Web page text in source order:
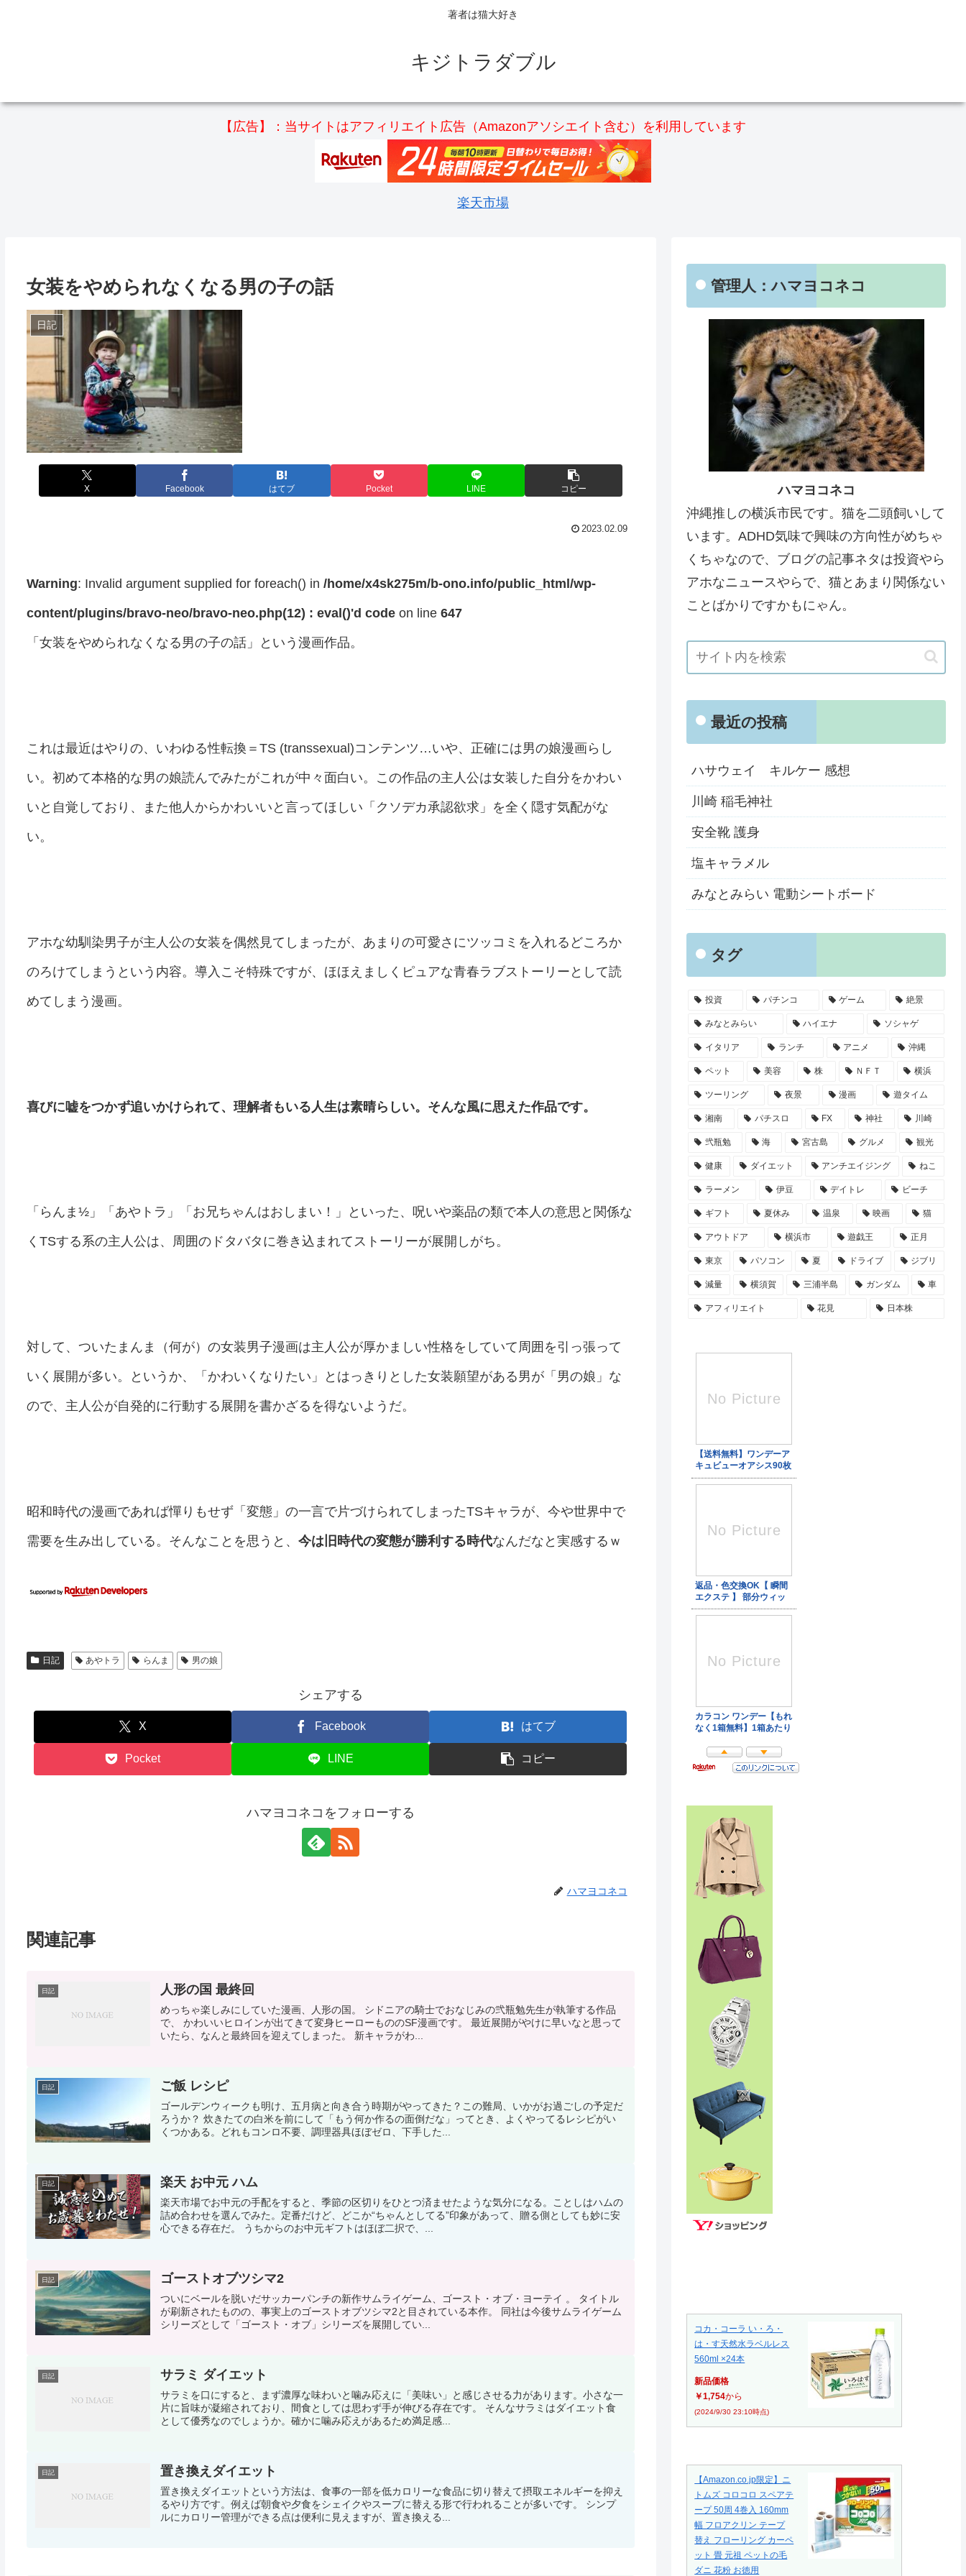
著者は猫大好き
キジトラダブル
【広告】：当サイトはアフィリエイト広告（Amazonアソシエイト含む）を利用しています
楽天市場
女装をやめられなくなる男の子の話
日記
X Facebook はてブ Pocket LINE コピー
2023.02.09
Warning: Invalid argument supplied for foreach() in /home/x4sk275m/b-ono.info/public_html/wp-
content/plugins/bravo-neo/bravo-neo.php(12) : eval()'d codeon line 647
「女装をやめられなくなる男の子の話」という漫画作品。
これは最近はやりの、いわゆる性転換＝TS (transsexual)コンテンツ…いや、正確には男の娘漫画らし
い。初めて本格的な男の娘読んでみたがこれが中々面白い。この作品の主人公は女装した自分をかわい
いと自覚しており、また他人からかわいいと言ってほしい「クソデカ承認欲求」を全く隠す気配がな
い。
アホな幼馴染男子が主人公の女装を偶然見てしまったが、あまりの可愛さにツッコミを入れるどころか
のろけてしまうという内容。導入こそ特殊ですが、ほほえましくピュアな青春ラブストーリーとして読
めてしまう漫画。
喜びに嘘をつかず追いかけられて、理解者もいる人生は素晴らしい。そんな風に思えた作品です。
「らんま½」「あやトラ」「お兄ちゃんはおしまい！」といった、呪いや薬品の類で本人の意思と関係な
くTSする系の主人公は、周囲のドタバタに巻き込まれてストーリーが展開しがち。
対して、ついたまんま（何が）の女装男子漫画は主人公が厚かましい性格をしていて周囲を引っ張って
いく展開が多い。というか、「かわいくなりたい」とはっきりとした女装願望がある男が「男の娘」な
ので、主人公が自発的に行動する展開を書かざるを得ないようだ。
昭和時代の漫画であれば憚りもせず「変態」の一言で片づけられてしまったTSキャラが、今や世界中で
需要を生み出している。そんなことを思うと、 今は旧時代の変態が勝利する時代なんだなと実感するｗ
日記 あやトラ らんま 男の娘
シェアする
X Facebook はてブ
Pocket LINE コピー
ハマヨコネコをフォローする
ハマヨコネコ
関連記事
日記 人形の国 最終回
めっちゃ楽しみにしていた漫画、人形の国。 シドニアの騎士でおなじみの弐瓶勉先生が執筆する作品
で、 かわいいヒロインが出てきて変身ヒーローもののSF漫画です。 最近展開がやけに早いなと思って
いたら、なんと最終回を迎えてしまった。 新キャラがわ...
日記 ご飯 レシピ
ゴールデンウィークも明け、五月病と向き合う時期がやってきた？この難局、いかがお過ごしの予定だ
ろうか？ 炊きたての白米を前にして「もう何か作るの面倒だな」ってとき、よくやってるレシピがい
くつかある。どれもコンロ不要、調理器具ほぼゼロ、下手した...
日記 楽天 お中元 ハム
楽天市場でお中元の手配をすると、季節の区切りをひとつ済ませたような気分になる。ことしはハムの
詰め合わせを選んでみた。定番だけど、どこか“ちゃんとしてる”印象があって、贈る側としても妙に安
心できる存在だ。 うちからのお中元ギフトはほぼ二択で、...
日記 ゴーストオブツシマ2
ついにベールを脱いだサッカーパンチの新作サムライゲーム、ゴースト・オブ・ヨーテイ 。 タイトル
が刷新されたものの、事実上のゴーストオブツシマ2と目されている本作。 同社は今後サムライゲーム
シリーズとして「ゴースト・オブ」シリーズを展開してい...
日記 サラミ ダイエット
サラミを口にすると、まず濃厚な味わいと噛み応えに「美味い」と感じさせる力があります。小さな一
片に旨味が凝縮されており、間食としては思わず手が伸びる存在です。 そんなサラミはダイエット食
として優秀なのでしょうか。確かに噛み応えがあるため満足感...
日記 置き換えダイエット
置き換えダイエットという方法は、食事の一部を低カロリーな食品に切り替えて摂取エネルギーを抑え
るやり方です。例えば朝食や夕食をシェイクやスープに替える形で行われることが多いです。 シンプ
ルにカロリー管理ができる点は便利に見えますが、置き換える...
管理人：ハマヨコネコ
ハマヨコネコ
沖縄推しの横浜市民です。猫を二頭飼いして
います。ADHD気味で興味の方向性がめちゃ
くちゃなので、ブログの記事ネタは投資やら
アホなニュースやらで、猫とあまり関係ない
ことばかりですかもにゃん。
最近の投稿
ハサウェイ キルケー 感想
川崎 稲毛神社
安全靴 護身
塩キャラメル
みなとみらい 電動シートボード
タグ
投資 パチンコ ゲーム 絶景
みなとみらい ハイエナ ソシャゲ
イタリア ランチ アニメ 沖縄
ペット 美容 株 ＮＦＴ 横浜
ツーリング 夜景 漫画 遊タイム
湘南 パチスロ FX 神社 川崎
弐瓶勉 海 宮古島 グルメ 観光
健康 ダイエット アンチエイジング ねこ
ラーメン 伊豆 デイトレ ビーチ
ギフト 夏休み 温泉 映画 猫
アウトドア 横浜市 遊戯王 正月
東京 パソコン 夏 ドライブ ジブリ
減量 横須賀 三浦半島 ガンダム 車
アフィリエイト 花見 日本株
コカ・コーラ い・ろ・
は・す天然水ラベルレス
560ml ×24本
新品価格
￥1,754から
(2024/9/30 23:10時点)
【Amazon.co.jp限定】ニ
トムズ コロコロ スペアテ
ープ 50周 4巻入 160mm
幅 フロアクリン テープ
替え フローリング カーペ
ット 畳 元祖 ペットの毛
ダニ 花粉 お徳用